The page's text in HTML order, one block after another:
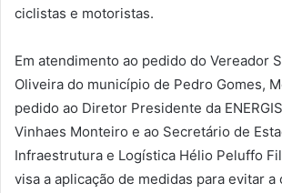
ciclistas e motoristas.
Em atendimento ao pedido do Vereador
Oliveira do município de Pedro Gomes,
pedido ao Diretor Presidente da
Vinhaes Monteiro e ao Secretário de
Infraestrutura e Logística Hélio Peluffo
visa a aplicação de medidas para evitar a